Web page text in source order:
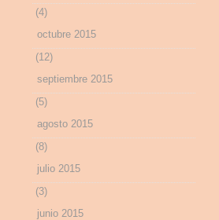
(4)
octubre 2015
(12)
septiembre 2015
(5)
agosto 2015
(8)
julio 2015
(3)
junio 2015